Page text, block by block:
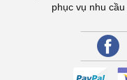
phục vụ nhu